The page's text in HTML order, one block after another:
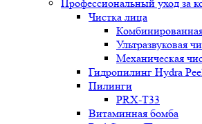
Профессиональный уход за
Чистка лица
Ультразвуковая
Механическая
Гидропилинг Hydra
Пилинги
PRX-T33
Витаминная бомба